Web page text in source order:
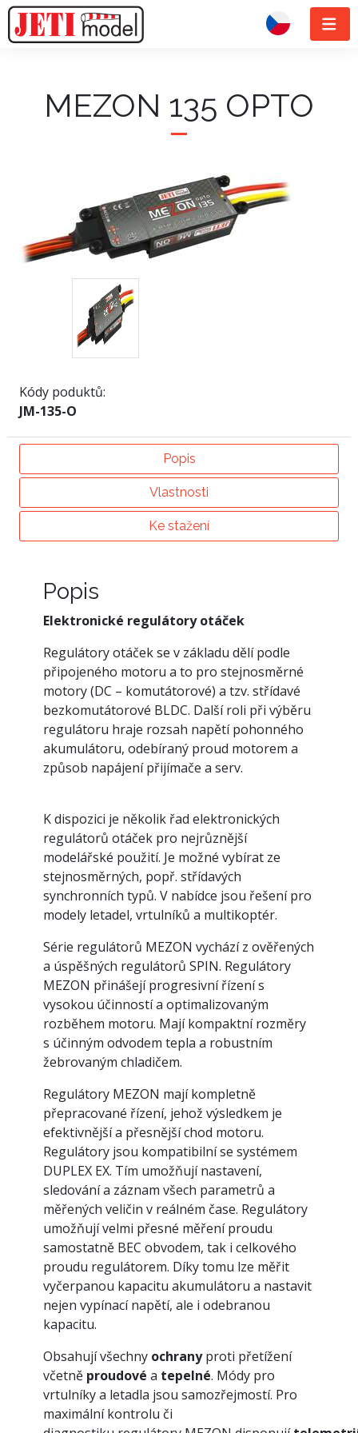
MEZON 135 OPTO
Kódy poduktů:
JM-135-O
Popis
Vlastnosti
Ke stažení
Popis
Elektronické regulátory otáček
Regulátory otáček se v základu dělí podle
připojeného motoru a to pro stejnosměrné
motory (DC – komutátorové) a tzv. střídavé
bezkomutátorové BLDC. Další roli při výběru
regulátoru hraje rozsah napětí pohonného
akumulátoru, odebíraný proud motorem a
způsob napájení přijímače a serv.
K dispozici je několik řad elektronických
regulátorů otáček pro nejrůznější
modelářské použití. Je možné vybírat ze
stejnosměrných, popř. střídavých
synchronních typů. V nabídce jsou řešení pro
modely letadel, vrtulníků a multikoptér.
Série regulátorů MEZON vychází z ověřených
a úspěšných regulátorů SPIN. Regulátory
MEZON přinášejí progresivní řízení s
vysokou účinností a optimalizovaným
rozběhem motoru. Mají kompaktní rozměry
s účinným odvodem tepla a robustním
žebrovaným chladičem.
Regulátory MEZON mají kompletně
přepracované řízení, jehož výsledkem je
efektivnější a přesnější chod motoru.
Regulátory jsou kompatibilní se systémem
DUPLEX EX. Tím umožňují nastavení,
sledování a záznam všech parametrů a
měřených veličin v reálném čase. Regulátory
umožňují velmi přesné měření proudu
samostatně BEC obvodem, tak i celkového
proudu regulátorem. Díky tomu lze měřit
vyčerpanou kapacitu akumulátoru a nastavit
nejen vypínací napětí, ale i odebranou
kapacitu.
Obsahují všechny ochranyproti přetížení
včetně proudové a tepelné. Módy pro
vrtulníky a letadla jsou samozřejmostí. Pro
maximální kontrolu či